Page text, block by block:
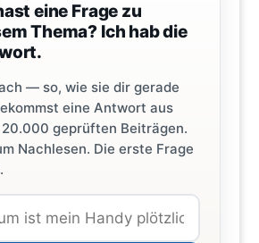
eine Frage zu
Thema? Ich hab die
— so, wie sie dir gerade
eine Antwort aus
geprüften Beiträgen.
Nachlesen. Die erste Frage